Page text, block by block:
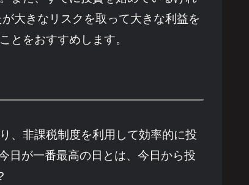
大きなリスクを取って大きな利益を
とをおすすめします。
、非課税制度を利用して効率的に投
日が一番最高の日とは、今日から投